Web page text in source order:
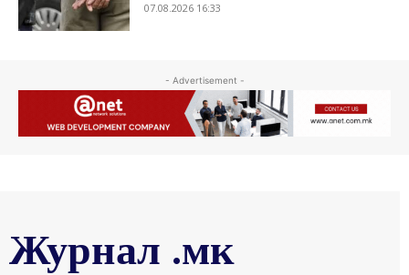
07.08.2026 16:33
- Advertisement -
Журнал .мк